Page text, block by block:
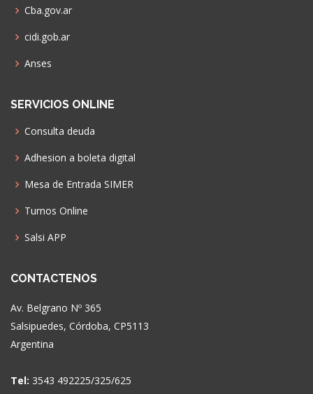
Cba.gov.ar
cidi.gob.ar
Anses
SERVICIOS ONLINE
Consulta deuda
Adhesion a boleta digital
Mesa de Entrada SIMER
Turnos Online
Salsi APP
CONTACTENOS
Av. Belgrano Nº 365
Salsipuedes, Córdoba, CP5113
Argentina
Tel: 3543 492225/325/625